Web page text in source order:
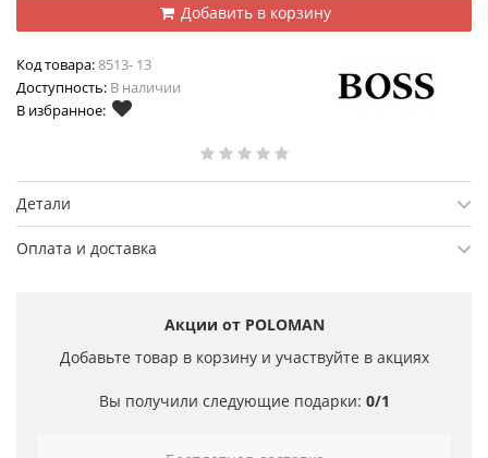
Добавить в корзину
Код товара:8513- 13
Доступность: В наличии
В избранное:
Детали
Оплата и доставка
Акции от POLOMAN
Добавьте товар в корзину и участвуйте в акциях
Вы получили следующие подарки: 0/1